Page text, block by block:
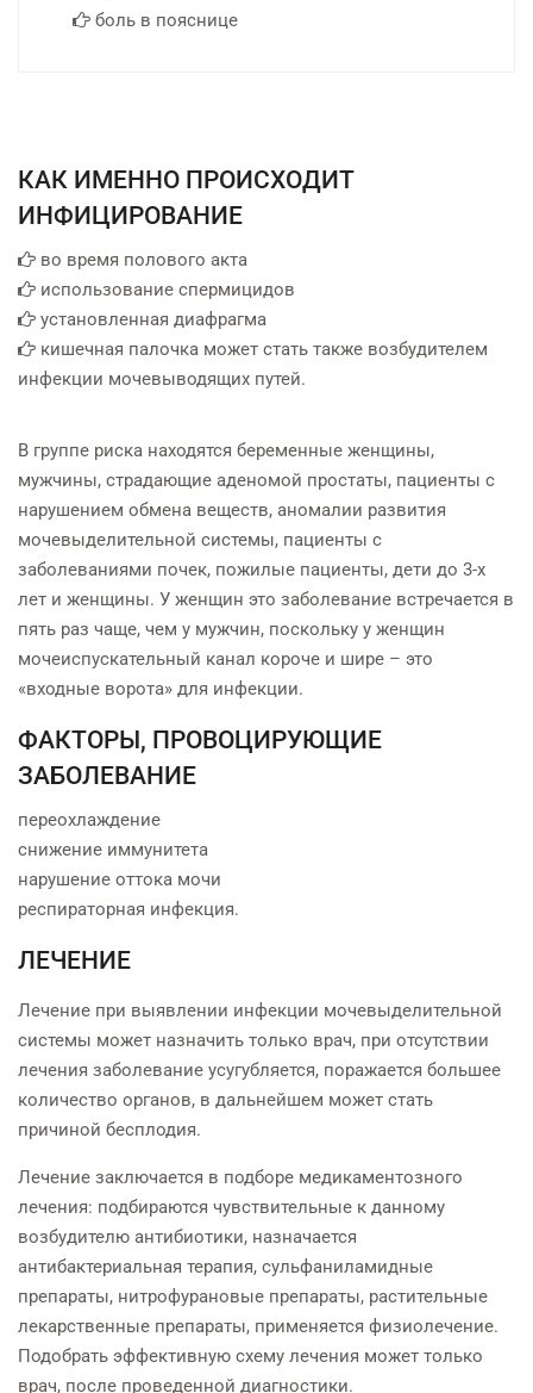
боль в пояснице
КАК ИМЕННО ПРОИСХОДИТ
ИНФИЦИРОВАНИЕ
во время полового акта
использование спермицидов
установленная диафрагма
кишечная палочка может стать также возбудителем
инфекции мочевыводящих путей.
В группе риска находятся беременные женщины,
мужчины, страдающие аденомой простаты, пациенты с
нарушением обмена веществ, аномалии развития
мочевыделительной системы, пациенты с
заболеваниями почек, пожилые пациенты, дети до 3-х
лет и женщины. У женщин это заболевание встречается в
пять раз чаще, чем у мужчин, поскольку у женщин
мочеиспускательный канал короче и шире – это
«входные ворота» для инфекции.
ФАКТОРЫ, ПРОВОЦИРУЮЩИЕ
ЗАБОЛЕВАНИЕ
переохлаждение
снижение иммунитета
нарушение оттока мочи
респираторная инфекция.
ЛЕЧЕНИЕ
Лечение при выявлении инфекции мочевыделительной
системы может назначить только врач, при отсутствии
лечения заболевание усугубляется, поражается большее
количество органов, в дальнейшем может стать
причиной бесплодия.
Лечение заключается в подборе медикаментозного
лечения: подбираются чувствительные к данному
возбудителю антибиотики, назначается
антибактериальная терапия, сульфаниламидные
препараты, нитрофурановые препараты, растительные
лекарственные препараты, применяется физиолечение.
Подобрать эффективную схему лечения может только
врач, после проведенной диагностики.